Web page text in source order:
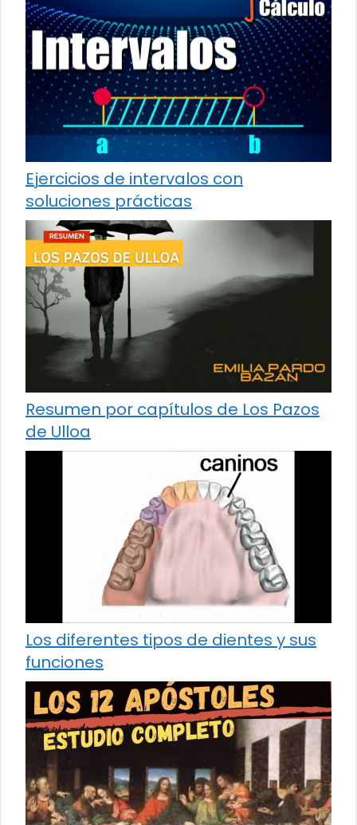
Ejercicios de intervalos con
soluciones prácticas
Resumen por capítulos de Los Pazos
de Ulloa
Los diferentes tipos de dientes y sus
funciones